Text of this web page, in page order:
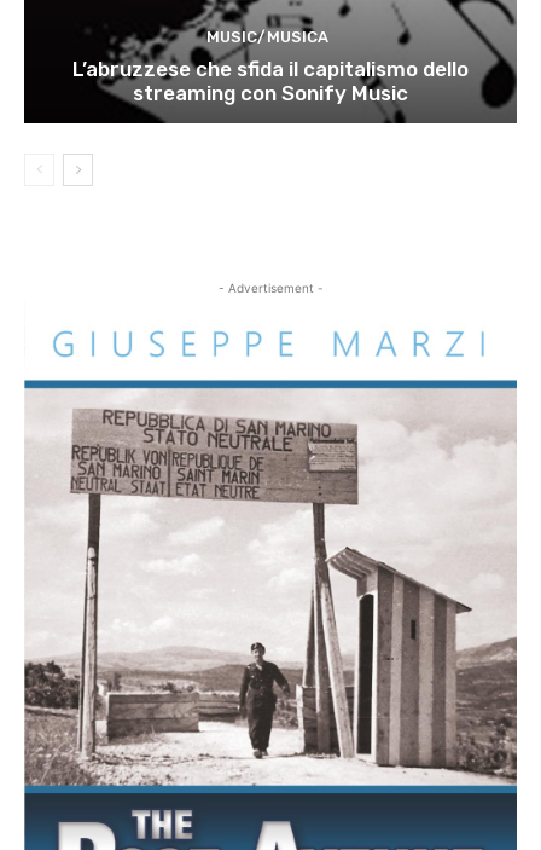
MUSIC/MUSICA
L’abruzzese che sfida il capitalismo dello
streaming con Sonify Music
- Advertisement -